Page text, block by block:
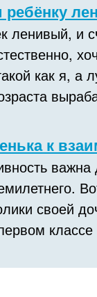
ленивый, и
как я, а
к
своей